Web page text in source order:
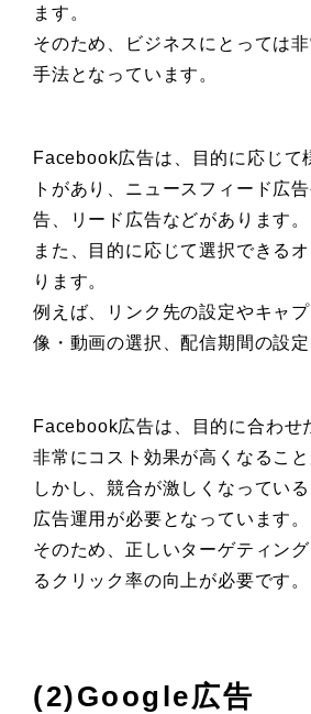
ます。
そのため、ビジネスにとっては
手法となっています。
Facebook広告は、目的に応じて
トがあり、ニュースフィード広
告、リード広告などがあります。
また、目的に応じて選択できる
ります。
例えば、リンク先の設定やキャ
像・動画の選択、配信期間の設定
Facebook広告は、目的に合わせ
非常にコスト効果が高くなること
しかし、競合が激しくなってい
広告運用が必要となっています。
そのため、正しいターゲティン
るクリック率の向上が必要です。
(2)Google広告